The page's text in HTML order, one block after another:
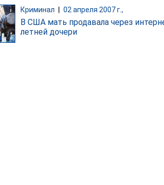
Криминал 02 апреля 2007 г.,
В США мать продавала через
летней дочери